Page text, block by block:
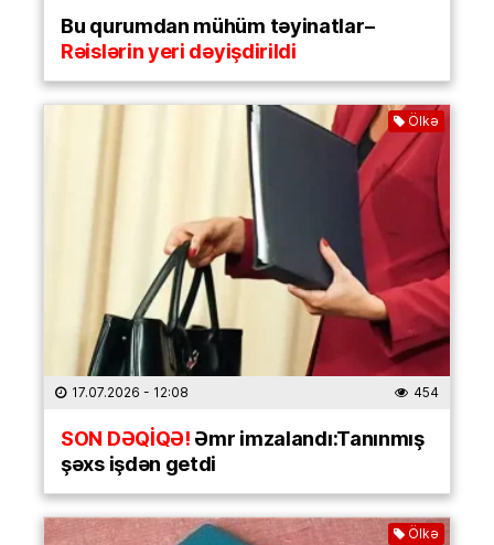
Bu qurumdan mühüm təyinatlar–
Rəislərin yeri dəyişdirildi
Ölkə
17.07.2026 - 12:08 454
SON DƏQİQƏ!Əmr imzalandı:Tanınmış
şəxs işdən getdi
Ölkə